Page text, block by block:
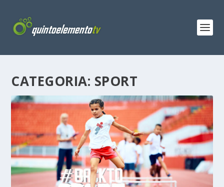
CATEGORIA: SPORT